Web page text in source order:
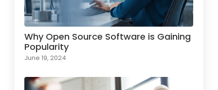
Why Open Source Software is Gaining
Popularity
June 19, 2024